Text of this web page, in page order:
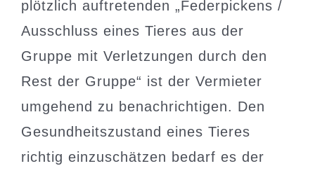
plötzlich auftretenden „Federpickens /
Ausschluss eines Tieres aus der
Gruppe mit Verletzungen durch den
Rest der Gruppe“ ist der Vermieter
umgehend zu benachrichtigen. Den
Gesundheitszustand eines Tieres
richtig einzuschätzen bedarf es der